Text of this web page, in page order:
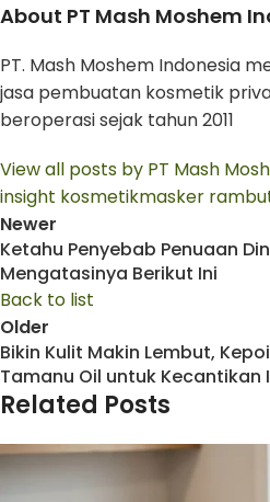
About PT Mash Moshem
PT. Mash Moshem Indonesia
jasa pembuatan kosmetik
beroperasi sejak tahun 2011
View all posts by PT Mash
insight kosmetikmasker
Newer
Ketahu Penyebab Penuaan
Mengatasinya Berikut Ini
Back to list
Older
Bikin Kulit Makin Lembut,
Tamanu Oil untuk Kecantikan
Related Posts